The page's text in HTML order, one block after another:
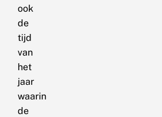
ook
de
tijd
van
het
jaar
waarin
de